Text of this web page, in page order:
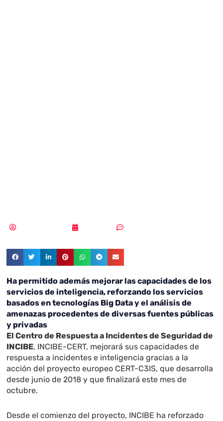
Ha permitido además mejorar las capacidades de los
servicios de inteligencia, reforzando los servicios
basados en tecnologías Big Data y el análisis de
amenazas procedentes de diversas fuentes públicas
y privadas
El Centro de Respuesta a Incidentes de Seguridad de
INCIBE, INCIBE-CERT, mejorará sus capacidades de
respuesta a incidentes e inteligencia gracias a la
acción del proyecto europeo CERT-C3IS, que desarrolla
desde junio de 2018 y que finalizará este mes de
octubre.
Desde el comienzo del proyecto, INCIBE ha reforzado